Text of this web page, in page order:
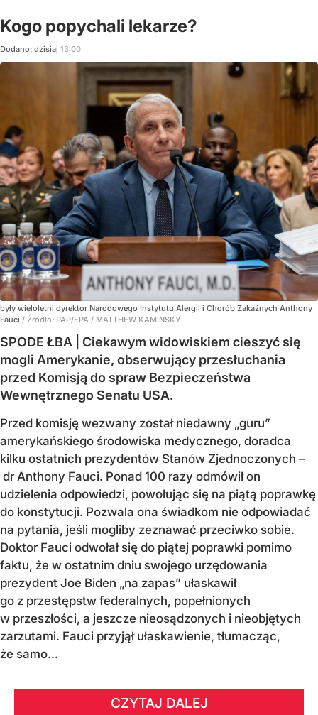
Kogo popychali lekarze?
Dodano: dzisiaj 13:00
były wieloletni dyrektor Narodowego Instytutu Alergii i Chorób Zakaźnych Anthony
Fauci / Źródło: PAP/EPA / MATTHEW KAMINSKY
SPODE ŁBA | Ciekawym widowiskiem cieszyć się
mogli Amerykanie, obserwujący przesłuchania
przed Komisją do spraw Bezpieczeństwa
Wewnętrznego Senatu USA.
Przed komisję wezwany został niedawny „guru”
amerykańskiego środowiska medycznego, doradca
kilku ostatnich prezydentów Stanów Zjednoczonych –
dr Anthony Fauci. Ponad 100 razy odmówił on
udzielenia odpowiedzi, powołując się na piątą poprawkę
do konstytucji. Pozwala ona świadkom nie odpowiadać
na pytania, jeśli mogliby zeznawać przeciwko sobie.
Doktor Fauci odwołał się do piątej poprawki pomimo
faktu, że w ostatnim dniu swojego urzędowania
prezydent Joe Biden „na zapas” ułaskawił
go z przestępstw federalnych, popełnionych
w przeszłości, a jeszcze nieosądzonych i nieobjętych
zarzutami. Fauci przyjął ułaskawienie, tłumacząc,
że samo...
CZYTAJ DALEJ